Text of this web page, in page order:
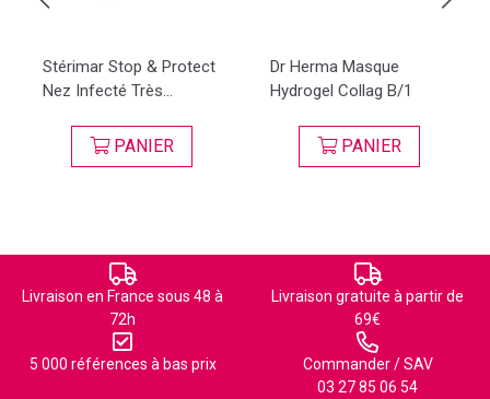
Stérimar Stop & Protect
Nez Infecté Très...
PANIER
Dr Herma Masque
Hydrogel Collag B/1
PANIER
Livraison en France sous 48 à
72h
Livraison gratuite à partir de
69€
5 000 références à bas prix
Commander / SAV
03 27 85 06 54